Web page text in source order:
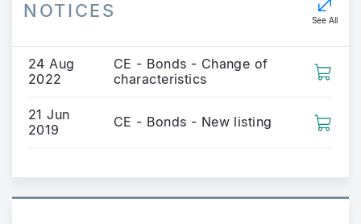
NOTICES See All
24 Aug
2022
CE - Bonds - Change of
characteristics
21 Jun
2019
CE - Bonds - New listing